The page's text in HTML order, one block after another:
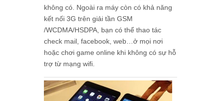
không có. Ngoài ra máy còn có khả năng
kết nối 3G trên giải tần GSM
/WCDMA/HSDPA, bạn có thể thao tác
check mail, facebook, web…ở mọi nơi
hoặc chơi game online khi không có sự hỗ
trợ từ mạng wifi.